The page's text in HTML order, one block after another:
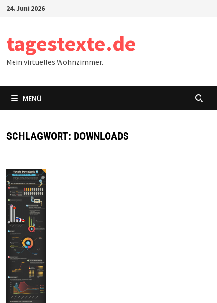
Zum24. Juni 2026
tagestexte.de
Mein virtuelles Wohnzimmer.
MENÜ
SCHLAGWORT: DOWNLOADS